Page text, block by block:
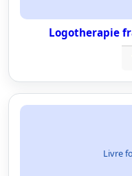
Logotherapie
Livre